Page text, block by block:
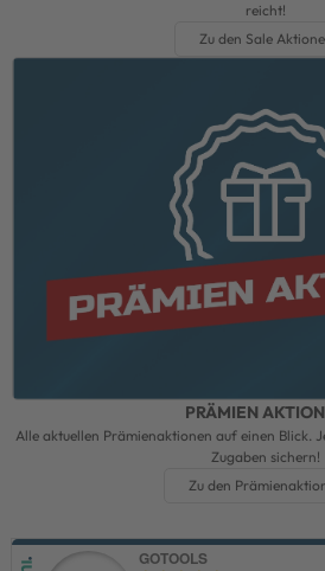
reicht!
Zu den Sale
PRÄMIEN
Alle aktuellen Prämienaktionen auf einen Blick.
Zugaben sichern!
Zu den